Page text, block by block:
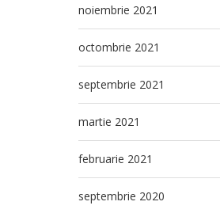
noiembrie 2021
octombrie 2021
septembrie 2021
martie 2021
februarie 2021
septembrie 2020